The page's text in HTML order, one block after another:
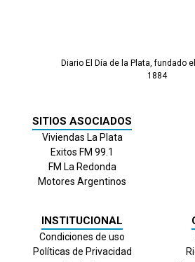
Diario El Día de la Plata, fundado
1884
SITIOS ASOCIADOS
Viviendas La Plata
Exitos FM 99.1
FM La Redonda
Motores Argentinos
INSTITUCIONAL
Condiciones de uso
Políticas de Privacidad